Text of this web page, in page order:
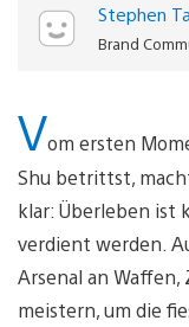
Stephen
Brand
Vom ersten
Shu betrittst,
klar: Überleben ist
verdient werden.
Arsenal an
meistern, um die